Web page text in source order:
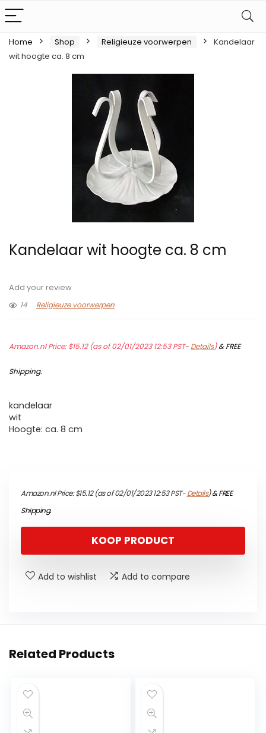
Home Shop Religieuze voorwerpen
Kandelaar
wit hoogte ca. 8 cm
Kandelaar wit hoogte ca. 8 cm
Add your review
14
Religieuze voorwerpen
Amazon.nl Price:$15.12(as of 02/01/2023 12:53 PST- Details)&FREE
Shipping.
kandelaar
wit
Hoogte: ca. 8 cm
Amazon.nl Price:$15.12(as of 02/01/2023 12:53 PST-Details)&FREE
Shipping.
KOOP PRODUCT
Add to wishlist Add to compare
Related Products